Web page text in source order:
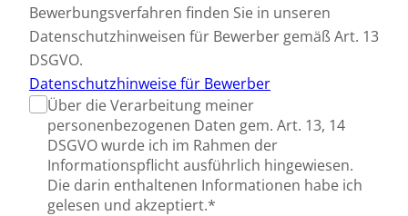
Bewerbungsverfahren finden Sie in unseren
Datenschutzhinweisen für Bewerber gemäß Art. 13
DSGVO.
Datenschutzhinweise für Bewerber
Über die Verarbeitung meiner
personenbezogenen Daten gem. Art. 13, 14
DSGVO wurde ich im Rahmen der
Informationspflicht ausführlich hingewiesen.
Die darin enthaltenen Informationen habe ich
gelesen und akzeptiert.*